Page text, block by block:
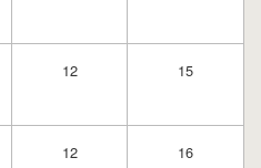
12 15
12 16